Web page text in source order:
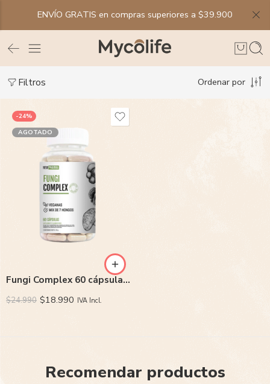
ENVÍO GRATIS en compras superiores a $39.900
Filtros Ordenar por
-24%
AGOTADO
Fungi Complex 60 cápsulas – NewPharma
$24.990 $18.990 IVA Incl.
Recomendar productos